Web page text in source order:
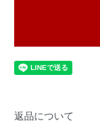
返品について